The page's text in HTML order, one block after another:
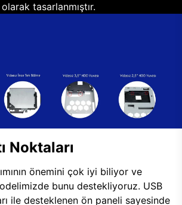
olarak tasarlanmıştır.
Noktaları
önemini çok iyi biliyor ve
bunu destekliyoruz. USB
ile desteklenen ön paneli sayesinde